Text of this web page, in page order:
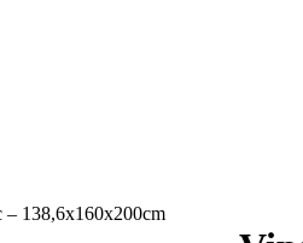
138,6x160x200cm